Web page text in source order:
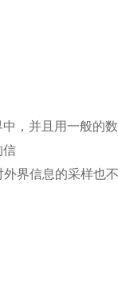
，并且用一般的
信
界信息的采样也